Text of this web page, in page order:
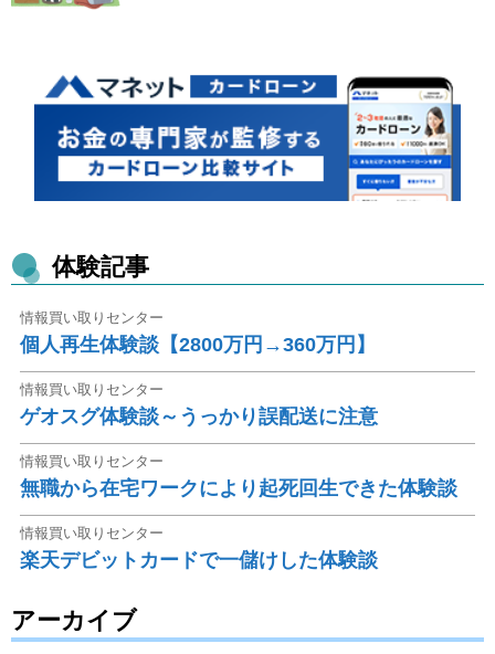
体験記事
情報買い取りセンター
個人再生体験談【2800万円→360万円】
情報買い取りセンター
ゲオスグ体験談～うっかり誤配送に注意
情報買い取りセンター
無職から在宅ワークにより起死回生できた体験談
情報買い取りセンター
楽天デビットカードで一儲けした体験談
アーカイブ